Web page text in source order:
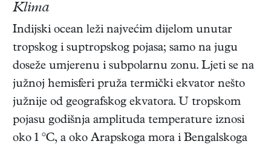
Klima
Indijski ocean leži najvećim dijelom unutar
tropskog i suptropskog pojasa; samo na jugu
doseže umjerenu i subpolarnu zonu. Ljeti se na
južnoj hemisferi pruža termički ekvator nešto
južnije od geografskog ekvatora. U tropskom
pojasu godišnja amplituda temperature iznosi
oko 1 °C, a oko Arapskoga mora i Bengalskoga